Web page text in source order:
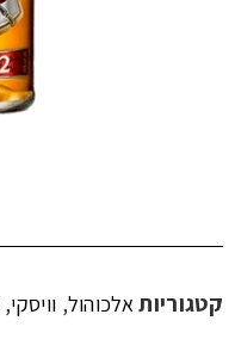
קטגוריותאלכוהול, וויסקי,